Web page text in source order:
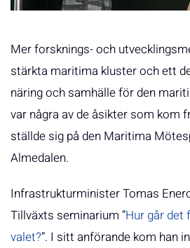
Mer forsknings- och
stärkta maritima kluster och ett
näring och samhälle för den
var några av de åsikter som kom
ställde sig på den Maritima
Almedalen.
Infrastrukturminister Tomas
Tillväxts seminarium ”Hur går
valet?”. I sitt anförande kom han